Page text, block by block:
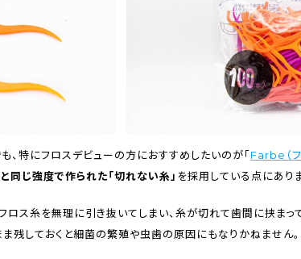
、特にフロスデビューの方におすすめしたいのが「Farbe（
同じ強度で作られた「切れない糸」 を採用している点にあり
ロス糸を無理に引き抜いてしまい、糸が切れて歯間に挟まっ
残しておくと細菌の繁殖や虫歯の原因にもなりかねません。